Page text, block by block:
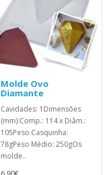
Molde Ovo
Diamante
Cavidades: 1Dimensões
(mm):Comp.: 114 x Diâm.:
105Peso Casquinha:
78gPeso Médio: 250gOs
molde..